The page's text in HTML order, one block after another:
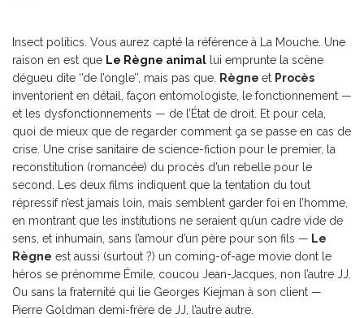
Insect politics. Vous aurez capté la référence à La Mouche. Une
raison en est que Le Règne animal lui emprunte la scène
dégueu dite ‘’de l’ongle’’, mais pas que. Règne et Procès
inventorient en détail, façon entomologiste, le fonctionnement —
et les dysfonctionnements — de l’État de droit. Et pour cela,
quoi de mieux que de regarder comment ça se passe en cas de
crise. Une crise sanitaire de science-fiction pour le premier, la
reconstitution (romancée) du procès d’un rebelle pour le
second. Les deux films indiquent que la tentation du tout
répressif n’est jamais loin, mais semblent garder foi en l’homme,
en montrant que les institutions ne seraient qu’un cadre vide de
sens, et inhumain, sans l’amour d’un père pour son fils — Le
Règne est aussi (surtout ?) un coming-of-age movie dont le
héros se prénomme Émile, coucou Jean-Jacques, non l’autre JJ.
Ou sans la fraternité qui lie Georges Kiejman à son client —
Pierre Goldman demi-frère de JJ, l’autre autre.